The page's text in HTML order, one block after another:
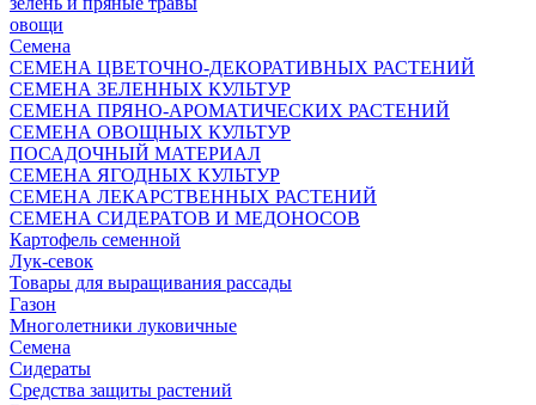
овощи
Семена
СЕМЕНА ЦВЕТОЧНО-ДЕКОРАТИВНЫХ РАСТЕНИЙ
СЕМЕНА ЗЕЛЕННЫХ КУЛЬТУР
СЕМЕНА ПРЯНО-АРОМАТИЧЕСКИХ РАСТЕНИЙ
СЕМЕНА ОВОЩНЫХ КУЛЬТУР
ПОСАДОЧНЫЙ МАТЕРИАЛ
СЕМЕНА ЯГОДНЫХ КУЛЬТУР
СЕМЕНА ЛЕКАРСТВЕННЫХ РАСТЕНИЙ
СЕМЕНА СИДЕРАТОВ И МЕДОНОСОВ
Картофель семенной
Лук-севок
Товары для выращивания рассады
Газон
Многолетники луковичные
Семена
Сидераты
Средства защиты растений